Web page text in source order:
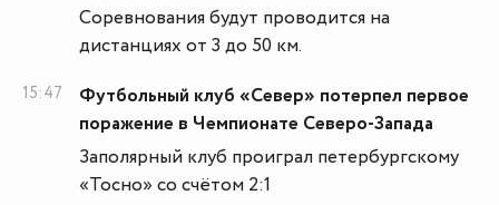
Соревнования будут проводится на
дистанциях от 3 до 50 км.
15:47
Футбольный клуб «Север» потерпел первое
поражение в Чемпионате Северо-Запада
Заполярный клуб проиграл петербургскому
«Тосно» со счётом 2:1